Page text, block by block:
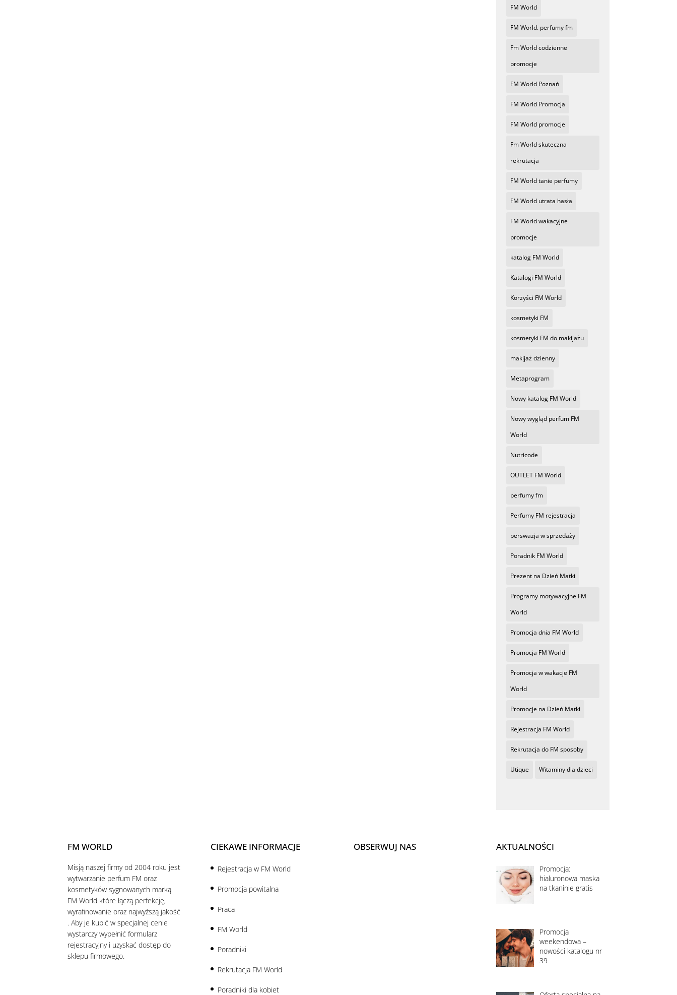
FM World
FM World. perfumy fm
Fm World codzienne
promocje
FM World Poznań
FM World Promocja
FM World promocje
Fm World skuteczna
rekrutacja
FM World tanie perfumy
FM World utrata hasła
FM World wakacyjne
promocje
katalog FM World
Katalogi FM World
Korzyści FM World
kosmetyki FM
kosmetyki FM do makijażu
makijaż dzienny
Metaprogram
Nowy katalog FM World
Nowy wygląd perfum FM
World
Nutricode
OUTLET FM World
perfumy fm
Perfumy FM rejestracja
perswazja w sprzedaży
Poradnik FM World
Prezent na Dzień Matki
Programy motywacyjne FM
World
Promocja dnia FM World
Promocja FM World
Promocja w wakacje FM
World
Promocje na Dzień Matki
Rejestracja FM World
Rekrutacja do FM sposoby
Utique Witaminy dla dzieci
FM WORLD
Misją naszej firmy od 2004 roku jest
wytwarzanie perfum FM oraz
kosmetyków sygnowanych marką
FM World które łączą perfekcję,
wyrafinowanie oraz najwyższą jakość
. Aby je kupić w specjalnej cenie
wystarczy wypełnić formularz
rejestracyjny i uzyskać dostęp do
sklepu firmowego.
CIEKAWE INFORMACJE
Rejestracja w FM World
Promocja powitalna
Praca
FM World
Poradniki
Rekrutacja FM World
Poradniki dla kobiet
OBSERWUJ NAS AKTUALNOŚCI
Promocja:
hialuronowa maska
na tkaninie gratis
Promocja
weekendowa –
nowości katalogu nr
39